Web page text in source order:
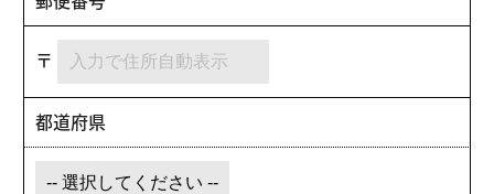
〒
都道府県